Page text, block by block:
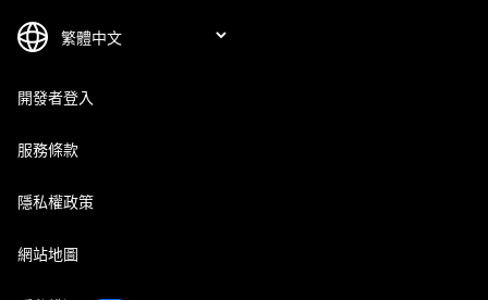
開發者登入
服務條款
隱私權政策
網站地圖